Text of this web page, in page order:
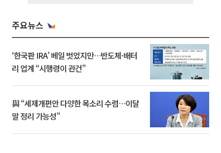
주요뉴스
‘한국판 IRA’ 베일 벗었지만…반도체·배터
리 업계 “시행령이 관건”
與 “세제개편안 다양한 목소리 수렴…이달
말 정리 가능성”